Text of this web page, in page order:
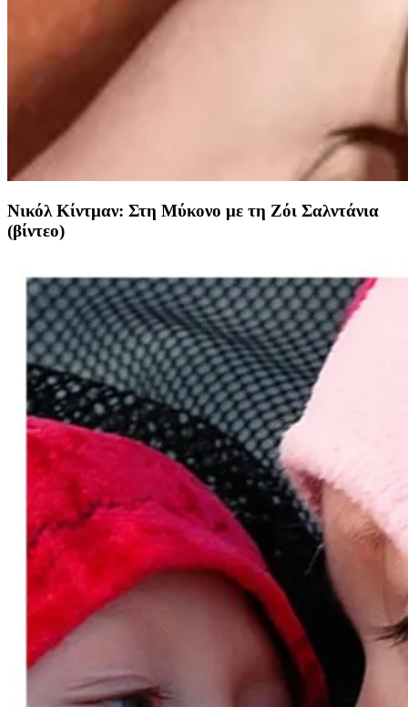
Νικόλ Κίντμαν: Στη Μύκονο με τη Ζόι Σαλντάνια
(βίντεο)